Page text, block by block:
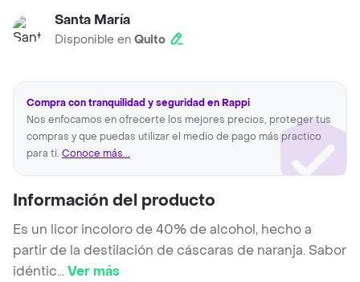
Santa María
Disponible en Quito
Compra con tranquilidad y seguridad en Rappi
Nos enfocamos en ofrecerte los mejores precios, proteger tus
compras y que puedas utilizar el medio de pago más practico
para ti. Conoce más...
Información del producto
Es un licor incoloro de 40% de alcohol, hecho a
partir de la destilación de cáscaras de naranja. Sabor
idéntic...Ver más